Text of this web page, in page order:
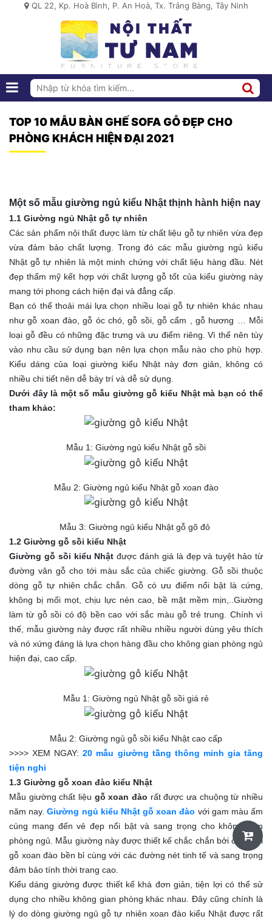
QL 22, Kp. Hoà Bình, P. An Hoà, Tx. Trảng Bàng, Tây Ninh
TOP 10 MẪU BÀN GHẾ SOFA GỖ ĐẸP CHO
PHÒNG KHÁCH HIỆN ĐẠI 2021
Một số mẫu giường ngủ kiểu Nhật thịnh hành hiện nay
1.1 Giường ngủ Nhật gỗ tự nhiên
Các sản phẩm nội thất được làm từ chất liệu gỗ tự nhiên vừa đẹp
vừa đảm bảo chất lượng. Trong đó các mẫu giường ngủ kiểu
Nhật gỗ tự nhiên là một minh chứng với chất liệu hàng đầu. Nét
đẹp thẩm mỹ kết hợp với chất lượng gỗ tốt của kiểu giường này
mang tới phong cách hiện đại và đẳng cấp.
Bạn có thể thoải mái lựa chọn nhiều loại gỗ tự nhiên khác nhau
như gỗ xoan đào, gỗ óc chó, gỗ sồi, gỗ cẩm , gỗ hương … Mỗi
loại gỗ đều có những đặc trưng và ưu điểm riêng. Vì thế nên tùy
vào nhu cầu sử dụng bạn nên lựa chọn mẫu nào cho phù hợp.
Kiểu dáng của loại giường kiểu Nhật này đơn giản, không có
nhiều chi tiết nên dễ bày trí và dễ sử dụng.
Dưới đây là một số mẫu giường gỗ kiểu Nhật mà bạn có thể
tham khảo:
Mẫu 1: Giường ngủ kiểu Nhật gỗ sồi
Mẫu 2: Giường ngủ kiểu Nhật gỗ xoan đào
Mẫu 3: Giường ngủ kiểu Nhật gỗ gõ đỏ
1.2 Giường gỗ sồi kiểu Nhật
Giường gỗ sồi kiểu Nhật được đánh giá là đẹp và tuyệt hảo từ
đường vân gỗ cho tới màu sắc của chiếc giường. Gỗ sồi thuộc
dòng gỗ tự nhiên chắc chắn. Gỗ có ưu điểm nổi bật là cứng,
không bị mối mọt, chịu lực nén cao, bề mặt mềm mịn,..Giường
làm từ gỗ sồi có độ bền cao với sắc màu gỗ trẻ trung. Chính vì
thế, mẫu giường này được rất nhiều nhiều người dùng yêu thích
và nó xứng đáng là lựa chọn hàng đầu cho không gian phòng ngủ
hiện đại, cao cấp.
Mẫu 1: Giường ngủ Nhật gỗ sồi giá rẻ
Mẫu 2: Giường ngủ gỗ sồi kiểu Nhật cao cấp
>>>> XEM NGAY: 20 mẫu giường tầng thông minh gia tăng
tiện nghi
1.3 Giường gỗ xoan đào kiểu Nhật
Mẫu giường chất liệu gỗ xoan đào rất được ưa chuộng từ nhiều
năm nay.Giường ngủ kiểu Nhật gỗ xoan đào với gam màu ấm
cúng mang đến vẻ đẹp nổi bật và sang trọng cho không gian
phòng ngủ. Mẫu giường này được thiết kế chắc chắn bởi các khối
gỗ xoan đào bền bỉ cùng với các đường nét tinh tế và sang trọng
đảm bảo tính thời trang cao.
Kiểu dáng giường được thiết kế khá đơn giản, tiện lợi có thể sử
dụng cho nhiều không gian phòng khác nhau. Đây cũng chính là
lý do dòng giường ngủ gỗ tự nhiên xoan đào kiểu Nhật được rất